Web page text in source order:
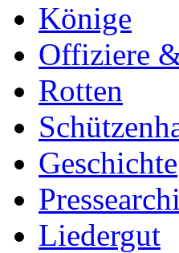
Könige
Offiziere
Rotten
Geschichte
Liedergut